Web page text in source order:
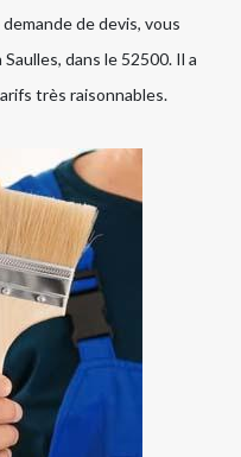
de devis, vous
dans le 52500. Il a
très raisonnables.